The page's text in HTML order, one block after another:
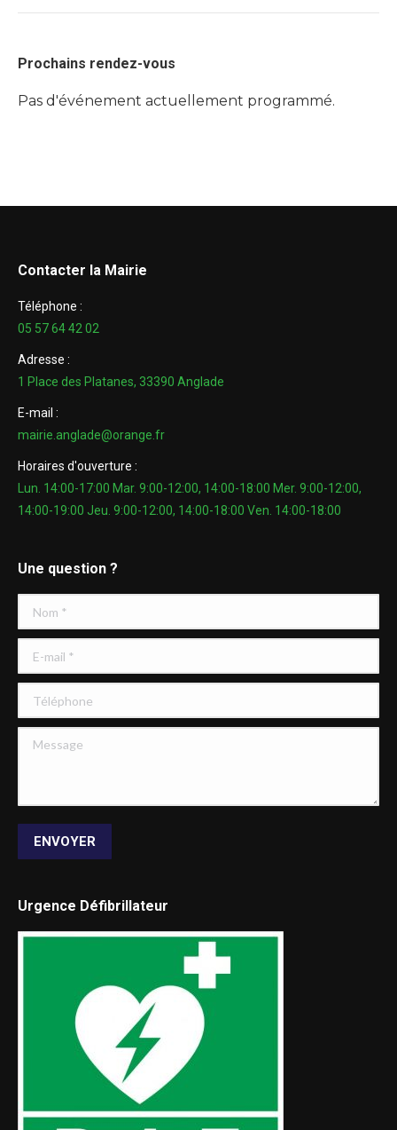
Prochains rendez-vous
Pas d'événement actuellement programmé.
Contacter la Mairie
Téléphone :
05 57 64 42 02
Adresse :
1 Place des Platanes, 33390 Anglade
E-mail :
mairie.anglade@orange.fr
Horaires d'ouverture :
Lun. 14:00-17:00 Mar. 9:00-12:00, 14:00-18:00 Mer. 9:00-12:00,
14:00-19:00 Jeu. 9:00-12:00, 14:00-18:00 Ven. 14:00-18:00
Une question ?
Message
ENVOYER
Urgence Défibrillateur